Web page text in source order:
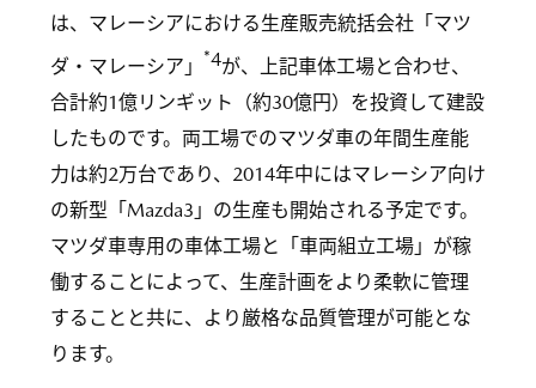
は、マレーシアにおける生産販売統括会社「マツ
ダ・マレーシア」 *4が、上記車体工場と合わせ、
合計約1億リンギット（約30億円）を投資して建設
したものです。両工場でのマツダ車の年間生産能
力は約2万台であり、2014年中にはマレーシア向け
の新型「Mazda3」の生産も開始される予定です。
マツダ車専用の車体工場と「車両組立工場」が稼
働することによって、生産計画をより柔軟に管理
することと共に、より厳格な品質管理が可能とな
ります。